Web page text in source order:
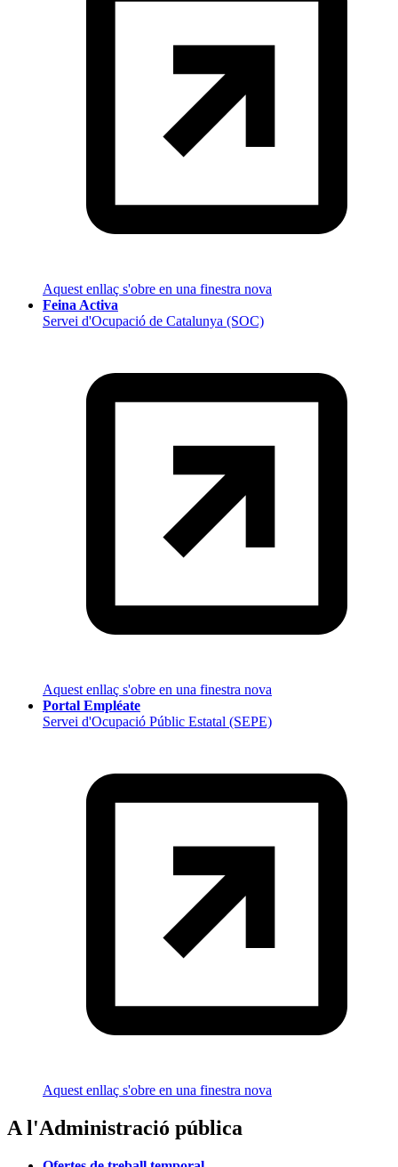
Aquest enllaç s'obre en una finestra nova
Feina Activa
Servei d'Ocupació de Catalunya (SOC)
Aquest enllaç s'obre en una finestra nova
Portal Empléate
Servei d'Ocupació Públic Estatal (SEPE)
Aquest enllaç s'obre en una finestra nova
A l'Administració pública